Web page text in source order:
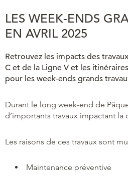
LES WEEK-ENDS
EN AVRIL 2025
Retrouvez les impacts des
C et de la Ligne V et les
pour les week-ends grands
Durant le long week-end de
d’importants travaux impactant la
Les raisons de ces travaux sont
Maintenance préventive